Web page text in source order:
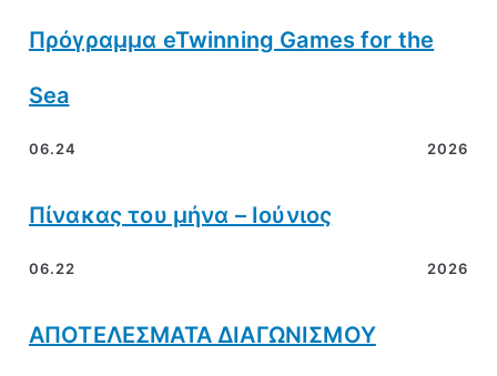
Πρόγραμμα eTwinning Games for the
Sea
06.24 2026
Πίνακας του μήνα – Ιούνιος
06.22 2026
ΑΠΟΤΕΛΕΣΜΑΤΑ ΔΙΑΓΩΝΙΣΜΟΥ